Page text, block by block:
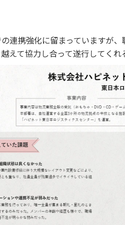
連携強化に留まっていますが
えて協⼒し合って遂⾏してくれ